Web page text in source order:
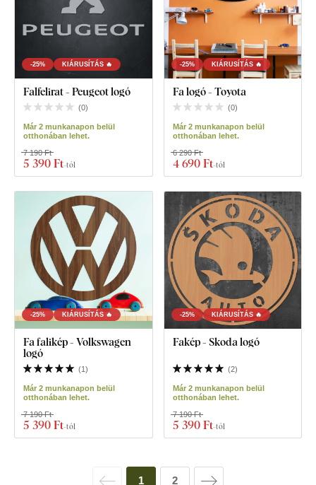
-25% KIÁRUSÍTÁS 🔥
Falfelirat - Peugeot logó
(0)
Már 2 munkanapon belül
otthonában lehet.
5 390 Ft-tól
7 190 Ft
-25% KIÁRUSÍTÁS 🔥
Fa logó - Toyota
(0)
Már 2 munkanapon belül
otthonában lehet.
4 690 Ft-tól
6 290 Ft
-25% KIÁRUSÍTÁS 🔥
Fa falikép - Volkswagen
logó
(1)
Már 2 munkanapon belül
otthonában lehet.
5 390 Ft-tól
7 190 Ft
-25% KIÁRUSÍTÁS 🔥
Fakép - Skoda logó
(2)
Már 2 munkanapon belül
otthonában lehet.
5 390 Ft-tól
7 190 Ft
1 2